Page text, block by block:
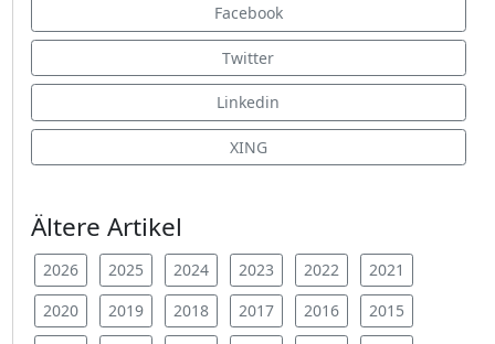
Facebook
Twitter
Linkedin
XING
Ältere Artikel
2026 2025 2024 2023 2022
2021
2020
2019 2018 2017 2016
2015